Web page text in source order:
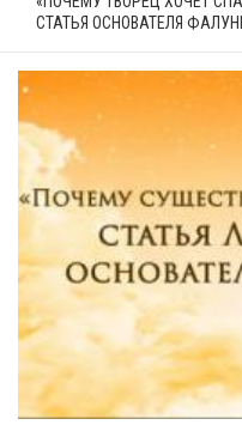
СТАТЬЯ ОСНОВАТЕЛЯ